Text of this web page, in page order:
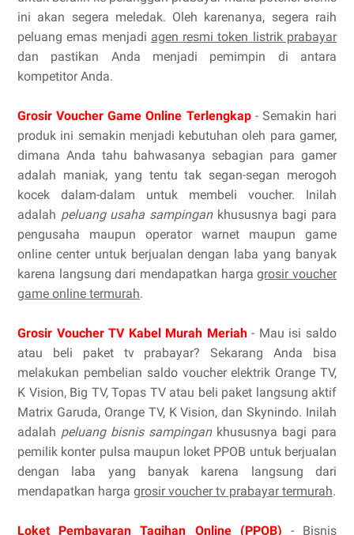
ini akan segera meledak. Oleh karenanya, segera raih
peluang emas menjadi agen resmi token listrik prabayar
dan pastikan Anda menjadi pemimpin di antara
kompetitor Anda.
Grosir Voucher Game Online Terlengkap- Semakin hari
produk ini semakin menjadi kebutuhan oleh para gamer,
dimana Anda tahu bahwasanya sebagian para gamer
adalah maniak, yang tentu tak segan-segan merogoh
kocek dalam-dalam untuk membeli voucher. Inilah
adalah peluang usaha sampingankhususnya bagi para
pengusaha maupun operator warnet maupun game
online center untuk berjualan dengan laba yang banyak
karena langsung dari mendapatkan hargagrosir voucher
game online termurah.
Grosir Voucher TV Kabel Murah Meriah- Mau isi saldo
atau beli paket tv prabayar? Sekarang Anda bisa
melakukan pembelian saldo voucher elektrik Orange TV,
K Vision, Big TV, Topas TV atau beli paket langsung aktif
Matrix Garuda, Orange TV, K Vision, dan Skynindo. Inilah
adalah peluang bisnis sampingankhususnya bagi para
pemilik konter pulsa maupun loket PPOB untuk berjualan
dengan laba yang banyak karena langsung dari
mendapatkan harga grosir voucher tv prabayar termurah.
Loket Pembayaran Tagihan Online (PPOB) - Bisnis